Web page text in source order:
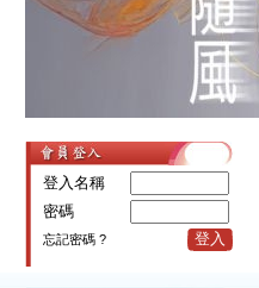
登入名稱
密碼
忘記密碼 ? 登入